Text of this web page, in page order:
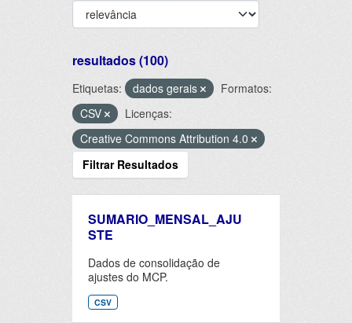
resultados (100)
Etiquetas: dados gerais
Formatos:
CSV
Licenças:
Creative Commons Attribution 4.0
Filtrar Resultados
SUMARIO_MENSAL_AJU
STE
Dados de consolidação de
ajustes do MCP.
CSV